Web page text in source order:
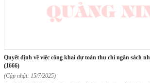
quyết định về việc công khai dự toán thu chi ngân sách nhà nước tháng 6 năm 2025
(1666)
(Cập nhật: 15/7/2025)